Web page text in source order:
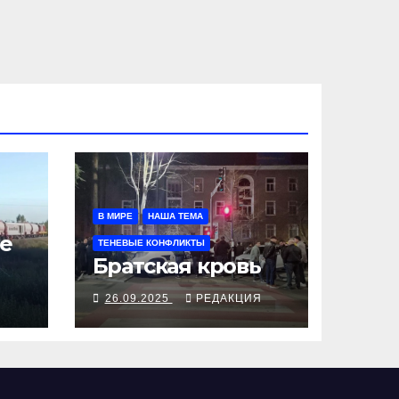
В МИРЕ НАША ТЕМА
ТЕНЕВЫЕ КОНФЛИКТЫ
Братская кровь
26.09.2025 РЕДАКЦИЯ